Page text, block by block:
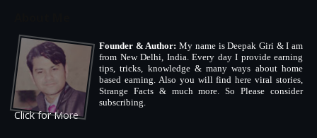
Founder & Author: My name is Deepak Giri & I am
from New Delhi, India. Every day I provide earning
tips, tricks, knowledge & many ways about home
based earning. Also you will find here viral stories,
Strange Facts & much more. So Please consider
subscribing.
Click for More